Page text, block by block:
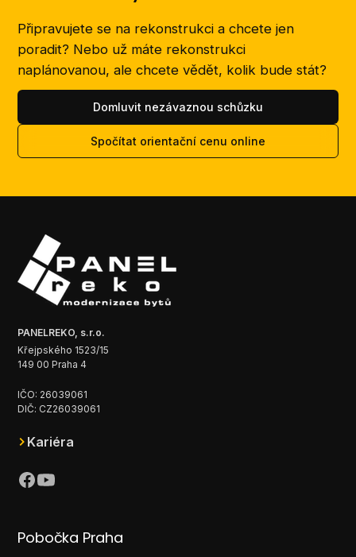
Připravujete se na rekonstrukci a chcete jen
poradit? Nebo už máte rekonstrukci
naplánovanou, ale chcete vědět, kolik bude stát?
Domluvit nezávaznou schůzku
Spočítat orientační cenu online
PANELREKO, s.r.o.
Křejpského 1523/15
149 00 Praha 4
IČO: 26039061
DIČ: CZ26039061
Kariéra
Pobočka Praha